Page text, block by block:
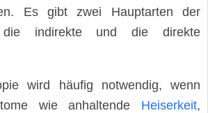
Es gibt zwei Hauptarten der
die indirekte und die direkte
wird häufig notwendig, wenn
wie anhaltende Heiserkeit,